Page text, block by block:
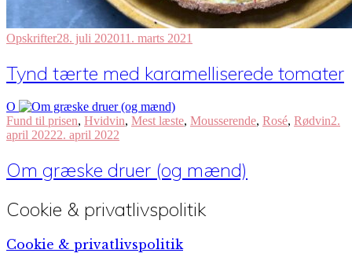
Opskrifter28. juli 202011. marts 2021
Tynd tærte med karamelliserede tomater
O
Fund til prisen, Hvidvin, Mest læste, Mousserende, Rosé, Rødvin2.
april 20222. april 2022
Om græske druer (og mænd)
Cookie & privatlivspolitik
Cookie & privatlivspolitik